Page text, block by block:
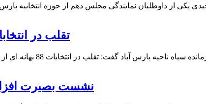
تقلب در انتخابات بهانه بود/
نشست بصیرت